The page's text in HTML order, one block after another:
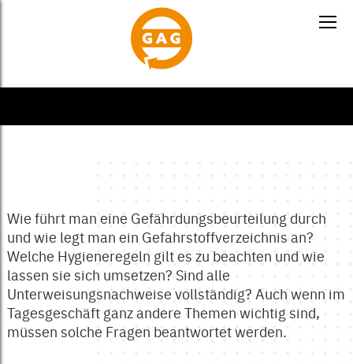
Wie führt man eine Gefährdungsbeurteilung durch
und wie legt man ein Gefahrstoffverzeichnis an?
Welche Hygieneregeln gilt es zu beachten und wie
lassen sie sich umsetzen? Sind alle
Unterweisungsnachweise vollständig? Auch wenn im
Tagesgeschäft ganz andere Themen wichtig sind,
müssen solche Fragen beantwortet werden.